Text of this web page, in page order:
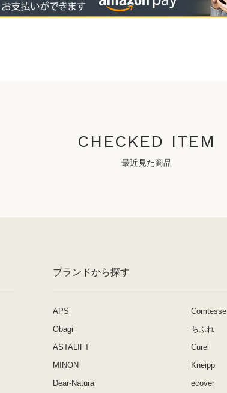
CHECKED ITEM
最近見た商品
ブランドから探す
APS
Comtesse
Obagi
ちふれ
ASTALIFT
Curel
MINON
Kneipp
Dear-Natura
ecover